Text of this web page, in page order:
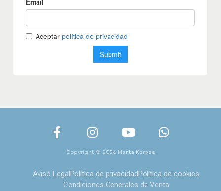
Copyright © 2026 Marta Korpas
Aviso LegalPolítica de privacidadPolítica de cookies
Condiciones Generales de Venta